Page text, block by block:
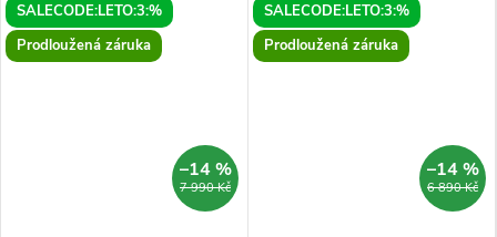
SALECODE:LETO:3:%
Prodloužená záruka
7 990 Kč
–14 %
SALECODE:LETO:3:%
Prodloužená záruka
6 890 Kč
–14 %